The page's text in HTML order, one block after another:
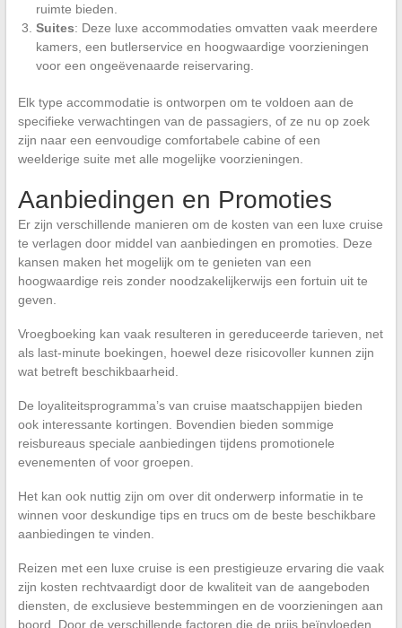
ruimte bieden.
Suites: Deze luxe accommodaties omvatten vaak meerdere
kamers, een butlerservice en hoogwaardige voorzieningen
voor een ongeëvenaarde reiservaring.
Elk type accommodatie is ontworpen om te voldoen aan de
specifieke verwachtingen van de passagiers, of ze nu op zoek
zijn naar een eenvoudige comfortabele cabine of een
weelderige suite met alle mogelijke voorzieningen.
Aanbiedingen en Promoties
Er zijn verschillende manieren om de kosten van een luxe cruise
te verlagen door middel van aanbiedingen en promoties. Deze
kansen maken het mogelijk om te genieten van een
hoogwaardige reis zonder noodzakelijkerwijs een fortuin uit te
geven.
Vroegboeking kan vaak resulteren in gereduceerde tarieven, net
als last-minute boekingen, hoewel deze risicovoller kunnen zijn
wat betreft beschikbaarheid.
De loyaliteitsprogramma’s van cruise maatschappijen bieden
ook interessante kortingen. Bovendien bieden sommige
reisbureaus speciale aanbiedingen tijdens promotionele
evenementen of voor groepen.
Het kan ook nuttig zijn om over dit onderwerp informatie in te
winnen voor deskundige tips en trucs om de beste beschikbare
aanbiedingen te vinden.
Reizen met een luxe cruise is een prestigieuze ervaring die vaak
zijn kosten rechtvaardigt door de kwaliteit van de aangeboden
diensten, de exclusieve bestemmingen en de voorzieningen aan
boord. Door de verschillende factoren die de prijs beïnvloeden